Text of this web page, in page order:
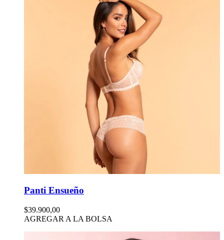
Panti Ensueño
$39.900,00
AGREGAR A LA BOLSA